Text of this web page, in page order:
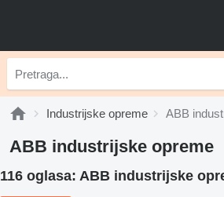
Industrijske opreme ABB
ABB industrijske opreme
116 oglasa: ABB industrijske